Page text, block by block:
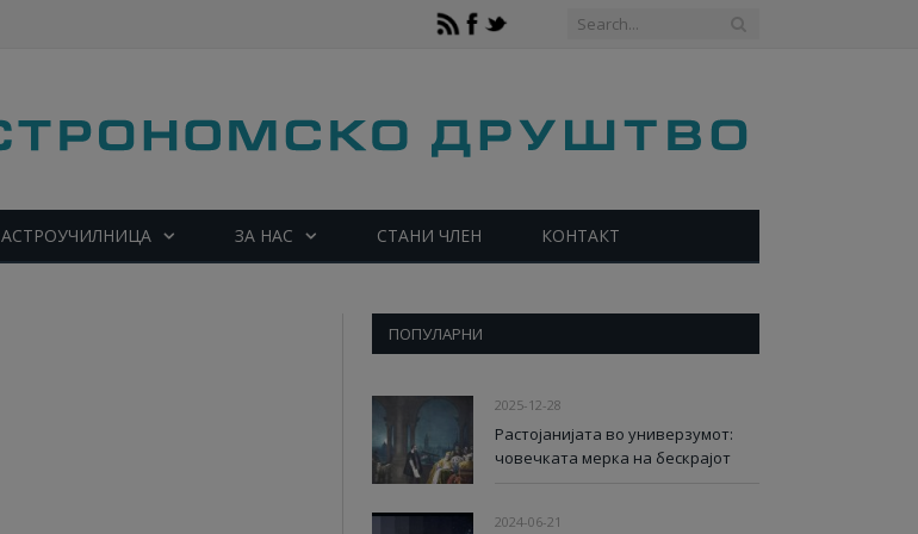
АСТРОУЧИЛНИЦА ЗА НАС СТАНИ ЧЛЕН КОНТАКТ
ПОПУЛАРНИ
2025-12-28
Растојанијата во универзумот:
човечката мерка на бескрајот
2024-06-21